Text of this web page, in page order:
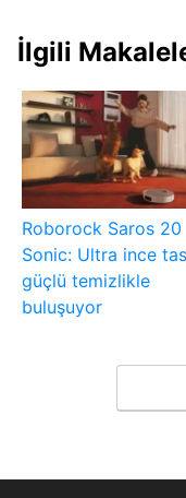
İlgili
Roborock Saros 20
Sonic: Ultra ince
güçlü temizlikle
buluşuyor